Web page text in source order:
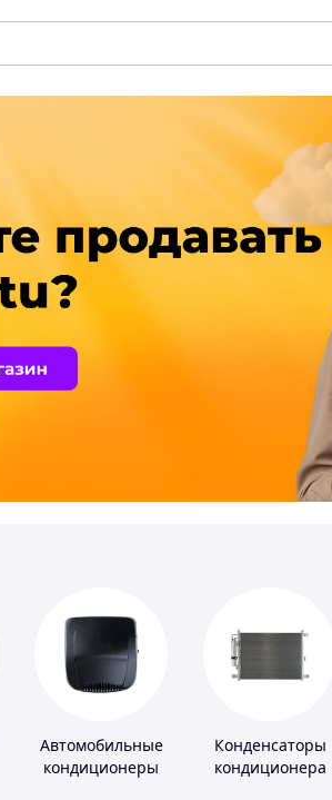
Автомобильные
кондиционеры
Конденсаторы
кондиционера